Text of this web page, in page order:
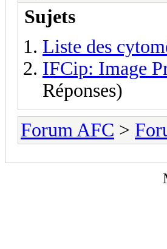
Sujets
Liste des
IFCip: Image
Réponses)
Forum AFC >